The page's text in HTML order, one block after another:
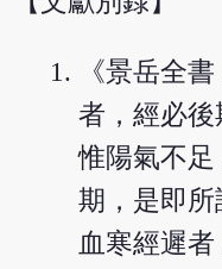
《景岳全
者，經必
惟陽氣不
期，是即
血寒經遲